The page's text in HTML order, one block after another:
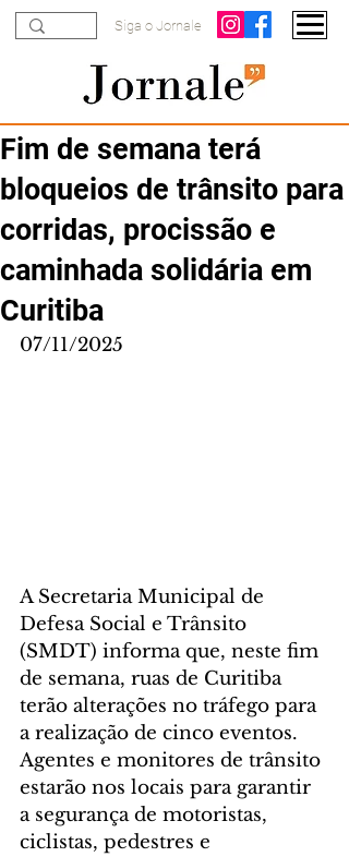
Siga o Jornale
Fim de semana terá
bloqueios de trânsito para
corridas, procissão e
caminhada solidária em
Curitiba
07/11/2025
A Secretaria Municipal de
Defesa Social e Trânsito
(SMDT) informa que, neste fim
de semana, ruas de Curitiba
terão alterações no tráfego para
a realização de cinco eventos.
Agentes e monitores de trânsito
estarão nos locais para garantir
a segurança de motoristas,
ciclistas, pedestres e